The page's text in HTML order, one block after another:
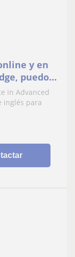
y en
puedo
in Advanced
inglés para